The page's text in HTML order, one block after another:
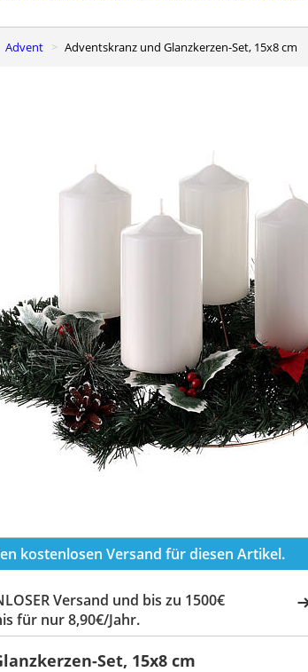
Advent Adventskranz und Glanzkerzen-Set, 15x8 cm
kostenlosen Versand für diesen Artikel.
Versand und bis zu 1500€
für nur 8,90€/Jahr.
Set, 15x8 cm